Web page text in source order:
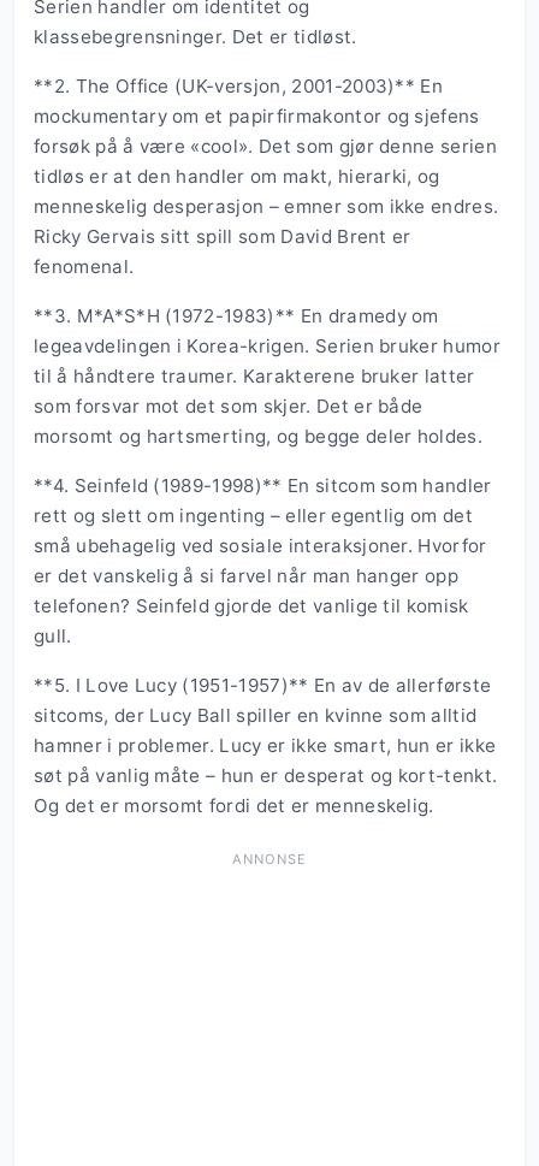
Serien handler om identitet og
klassebegrensninger. Det er tidløst.
**2. The Office (UK-versjon, 2001-2003)** En
mockumentary om et papirfirmakontor og sjefens
forsøk på å være «cool». Det som gjør denne serien
tidløs er at den handler om makt, hierarki, og
menneskelig desperasjon – emner som ikke endres.
Ricky Gervais sitt spill som David Brent er
fenomenal.
**3. M*A*S*H (1972-1983)** En dramedy om
legeavdelingen i Korea-krigen. Serien bruker humor
til å håndtere traumer. Karakterene bruker latter
som forsvar mot det som skjer. Det er både
morsomt og hartsmerting, og begge deler holdes.
**4. Seinfeld (1989-1998)** En sitcom som handler
rett og slett om ingenting – eller egentlig om det
små ubehagelig ved sosiale interaksjoner. Hvorfor
er det vanskelig å si farvel når man hanger opp
telefonen? Seinfeld gjorde det vanlige til komisk
gull.
**5. I Love Lucy (1951-1957)** En av de allerførste
sitcoms, der Lucy Ball spiller en kvinne som alltid
hamner i problemer. Lucy er ikke smart, hun er ikke
søt på vanlig måte – hun er desperat og kort-tenkt.
Og det er morsomt fordi det er menneskelig.
ANNONSE